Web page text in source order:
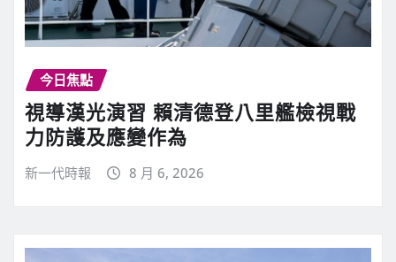
今日焦點
視導漢光演習 賴清德登八里艦檢視戰
力防護及應變作為
新一代時報 8 月 6, 2026